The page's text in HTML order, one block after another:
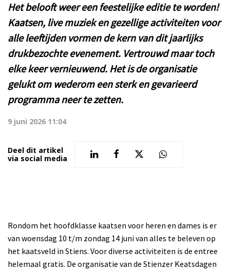
Het belooft weer een feestelijke editie te worden!
Kaatsen, live muziek en gezellige activiteiten voor
alle leeftijden vormen de kern van dit jaarlijks
drukbezochte evenement. Vertrouwd maar toch
elke keer vernieuwend. Het is de organisatie
gelukt om wederom een sterk en gevarieerd
programma neer te zetten.
9 juni 2026 11:04
Deel dit artikel
via social media
Rondom het hoofdklasse kaatsen voor heren en dames is er
van woensdag 10 t/m zondag 14 juni van alles te beleven op
het kaatsveld in Stiens. Voor diverse activiteiten is de entree
helemaal gratis. De organisatie van de Stienzer Keatsdagen